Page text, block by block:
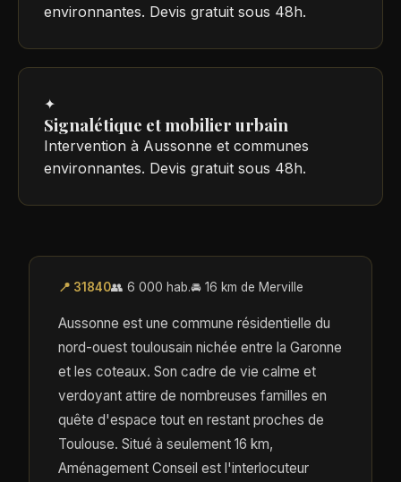
environnantes. Devis gratuit sous 48h.
✦
Signalétique et mobilier urbain
Intervention à Aussonne et communes
environnantes. Devis gratuit sous 48h.
📍 31840👥 6 000 hab.🚘 16 km de Merville
Aussonne est une commune résidentielle du
nord-ouest toulousain nichée entre la Garonne
et les coteaux. Son cadre de vie calme et
verdoyant attire de nombreuses familles en
quête d'espace tout en restant proches de
Toulouse. Situé à seulement 16 km,
Aménagement Conseil est l'interlocuteur